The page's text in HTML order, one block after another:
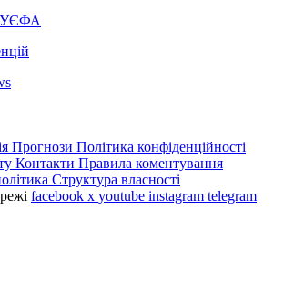
УЄФА
Прогнози Політика конфіденційності
Контакти Правила коментування
Структура власності
facebook x youtube instagram telegram